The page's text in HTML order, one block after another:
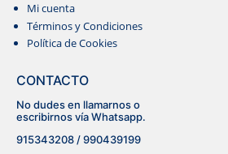
Mi cuenta
Términos y Condiciones
Política de Cookies
CONTACTO
No dudes en llamarnos o
escribirnos vía Whatsapp.
915343208 / 990439199